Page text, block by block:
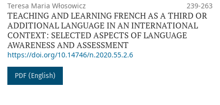
Teresa Maria Włosowicz 239-263
TEACHING AND LEARNING FRENCH AS A THIRD OR
ADDITIONAL LANGUAGE IN AN INTERNATIONAL
CONTEXT: SELECTED ASPECTS OF LANGUAGE
AWARENESS AND ASSESSMENT
https://doi.org/10.14746/n.2020.55.2.6
PDF (English)